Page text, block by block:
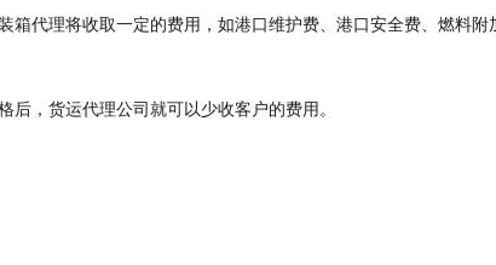
箱代理将收取一定的费用，如港口维护费、港口安全费、燃料
，货运代理公司就可以少收客户的费用。